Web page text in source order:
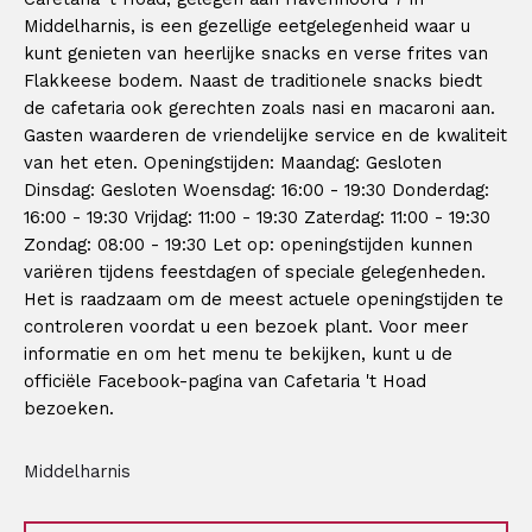
Middelharnis, is een gezellige eetgelegenheid waar u
kunt genieten van heerlijke snacks en verse frites van
Flakkeese bodem. Naast de traditionele snacks biedt
de cafetaria ook gerechten zoals nasi en macaroni aan.
Gasten waarderen de vriendelijke service en de kwaliteit
van het eten. Openingstijden: Maandag: Gesloten
Dinsdag: Gesloten Woensdag: 16:00 - 19:30 Donderdag:
16:00 - 19:30 Vrijdag: 11:00 - 19:30 Zaterdag: 11:00 - 19:30
Zondag: 08:00 - 19:30 Let op: openingstijden kunnen
variëren tijdens feestdagen of speciale gelegenheden.
Het is raadzaam om de meest actuele openingstijden te
controleren voordat u een bezoek plant. Voor meer
informatie en om het menu te bekijken, kunt u de
officiële Facebook-pagina van Cafetaria 't Hoad
bezoeken.
Middelharnis